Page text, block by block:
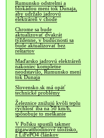
Rumunsko odstrelmi a
blokádou mení tok Dunaja,
aby udržalo jadrovú
elektráreň v chode
Chrome sa bude
aktualizovať dvakrát
týždenne, v budúcnosti sa
bude aktualizovať bez
reštartov
Maďarsko jadrovú elektráreň
nakoniec kompletne
neodstavilo, Rumunsko mení
tok Dunaja
Slovensko.sk má opäť
technické problémy
Železnice znižujú kvôli teplu
rýchlosť iba na 50 km/h,
spôsobuje to meškanie
V Poľsku spustili takmer
gigawatthodinové úložisko,
z LiFePO4 článkov